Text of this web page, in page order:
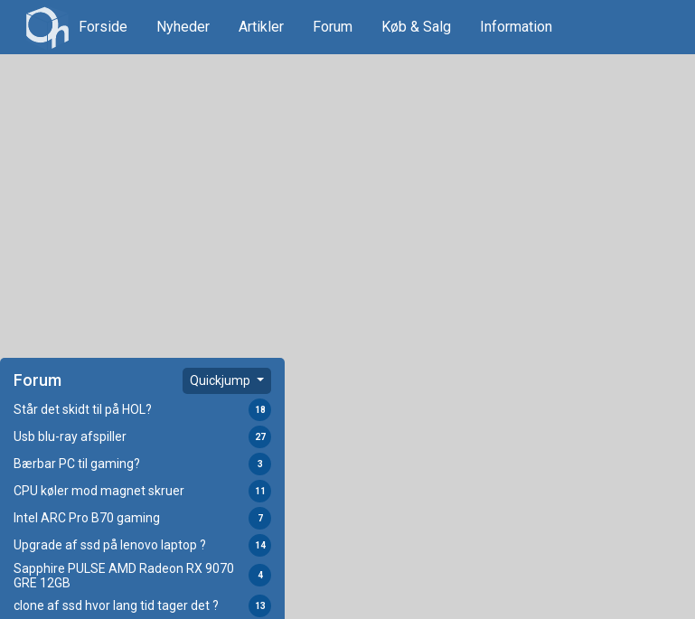
Forside Nyheder Artikler Forum Køb & Salg Information
Forum Quickjump
Står det skidt til på HOL? 18
Usb blu-ray afspiller 27
Bærbar PC til gaming? 3
CPU køler mod magnet skruer 11
Intel ARC Pro B70 gaming 7
Upgrade af ssd på lenovo laptop ? 14
Sapphire PULSE AMD Radeon RX 9070
GRE 12GB
4
clone af ssd hvor lang tid tager det ? 13